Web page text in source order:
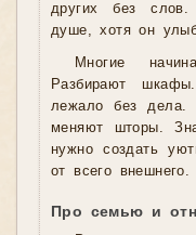
других без
душе, хотя он
Многие
Разбирают
лежало без дела.
меняют шторы.
нужно создать
от всего внешнего.
Про семью и